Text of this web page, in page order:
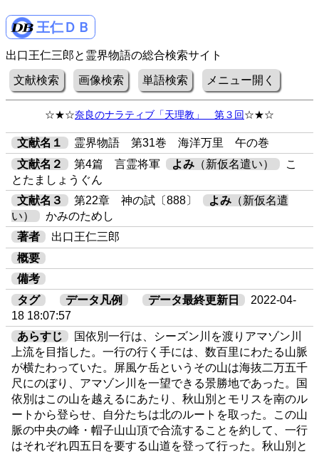
王仁ＤＢ
出口王仁三郎と霊界物語の総合検索サイト
文献検索 画像検索 単語検索 メニュー開く
☆★☆奈良のナラティブ「天理教」 第３回☆★☆
文献名１
霊界物語 第31巻 海洋万里 午の巻
文献名２
第4篇 言霊将軍 よみ （新仮名遣い）
こ
とたましょうぐん
文献名３
第22章 神の試〔888〕 よみ （新仮名遣
い）
かみのためし
著者
出口王仁三郎
概要
備考
タグ
データ凡例 データ最終更新日
2022-04-
18 18:07:57
あらすじ
国依別一行は、シーズン川を渡りアマゾン川
上流を目指した。一行の行く手には、数百里にわたる山脈
が横たわっていた。屏風ケ岳というその山は海抜二万五千
尺にのぼり、アマゾン川を一望できる景勝地であった。国
依別はこの山を越えるにあたり、秋山別とモリスを南のル
ートから登らせ、自分たちは北のルートを取った。この山
脈の中央の峰・帽子山山頂で合流することを約して、一行
はそれぞれ四五日を要する山道を登って行った。秋山別と